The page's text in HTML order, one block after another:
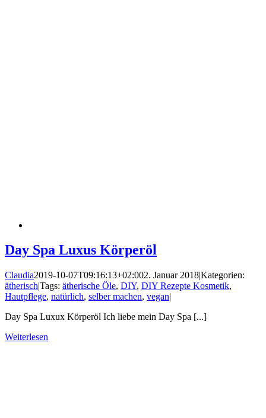
Day Spa Luxus Körperöl
Claudia2019-10-07T09:16:13+02:002. Januar 2018|Kategorien:
ätherisch|Tags: ätherische Öle, DIY, DIY Rezepte Kosmetik,
Hautpflege, natürlich, selber machen, vegan|
Day Spa Luxux Körperöl Ich liebe mein Day Spa [...]
Weiterlesen